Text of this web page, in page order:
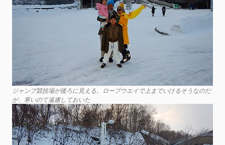
ジャンプ競技場が後ろに見える。ロープウエイで上までいけるそうなのだ
が、寒いのて遠慮しておいた